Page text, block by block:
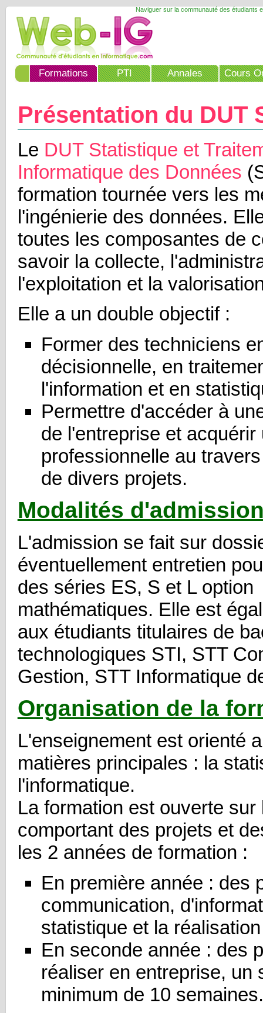
Naviguer sur la communauté des étudiants
Formations PTI Annales Cours
Présentation du DUT
Le DUT Statistique et
Informatique des Données
formation tournée vers les
l'ingénierie des données.
toutes les composantes de
savoir la collecte,
l'exploitation et la
Elle a un double objectif :
Former des techniciens
décisionnelle, en
l'information et en
Permettre d'accéder à
de l'entreprise et
professionnelle au
de divers projets.
Modalités
L'admission se fait sur
éventuellement entretien
des séries ES, S et L option
mathématiques. Elle est
aux étudiants titulaires de
technologiques STI, STT
Gestion, STT Informatique
Organisation de la
L'enseignement est orienté
matières principales : la
l'informatique.
La formation est ouverte sur
comportant des projets et
les 2 années de formation :
En première année : des
communication,
statistique et la
En seconde année : des
réaliser en entreprise, un
minimum de 10 semaines.